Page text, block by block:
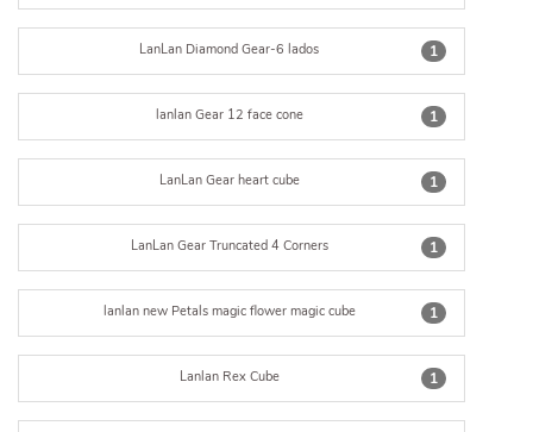
1
LanLan Diamond Gear-6 lados
1
lanlan Gear 12 face cone
1
LanLan Gear heart cube
1
LanLan Gear Truncated 4 Corners
1
lanlan new Petals magic flower magic cube
1
Lanlan Rex Cube